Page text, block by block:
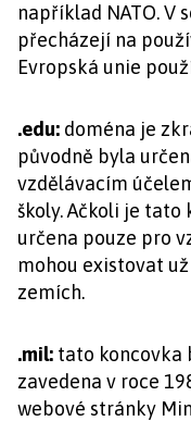
například NATO. V
přecházejí na
Evropská unie
.edu: doména je
původně byla
vzdělávacím
školy. Ačkoli je tato
určena pouze pro
mohou existovat
zemích.
.mil: tato koncovka
zavedena v roce
webové stránky